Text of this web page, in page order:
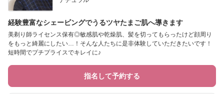
経験豊富なシェービングでうるツヤたまご肌へ導きます
美剃り師ライセンス保有◎敏感肌や乾燥肌、髪を切ってもらったけど顔周り
をもっと綺麗にしたい…！そんな人たちに是非体験していただきたいです！
短時間でプチプライスでキレイに♪
指名して予約する